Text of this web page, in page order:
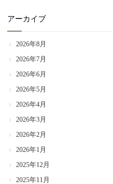
アーカイブ
2026年8月
2026年7月
2026年6月
2026年5月
2026年4月
2026年3月
2026年2月
2026年1月
2025年12月
2025年11月